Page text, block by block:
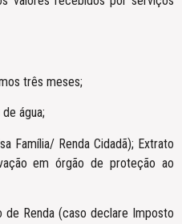
três meses;
água;
Família/ Renda Cidadã); Extrato
em órgão de proteção ao
Renda (caso declare Imposto